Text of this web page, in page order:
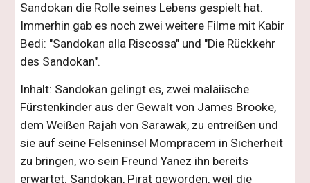
Sandokan die Rolle seines Lebens gespielt hat.
Immerhin gab es noch zwei weitere Filme mit Kabir
Bedi: "Sandokan alla Riscossa" und "Die Rückkehr
des Sandokan".
Inhalt: Sandokan gelingt es, zwei malaiische
Fürstenkinder aus der Gewalt von James Brooke,
dem Weißen Rajah von Sarawak, zu entreißen und
sie auf seine Felseninsel Mompracem in Sicherheit
zu bringen, wo sein Freund Yanez ihn bereits
erwartet. Sandokan, Pirat geworden, weil die